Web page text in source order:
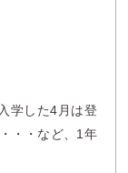
学した4月は登
・・など、1年